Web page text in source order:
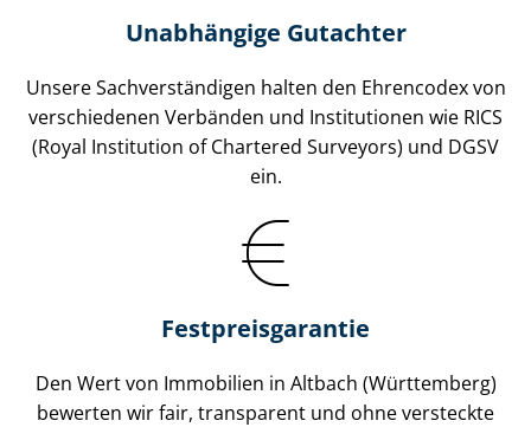
Unabhängige Gutachter
Unsere Sach­ver­stän­di­gen halten den Ehrencodex von
verschiedenen Verbänden und Institutionen wie RICS
(Royal Institution of Chartered Surveyors) und DGSV
ein.
Festpreis​garantie
Den Wert von Immobilien in Altbach (Württemberg)
bewerten wir fair, transparent und ohne versteckte